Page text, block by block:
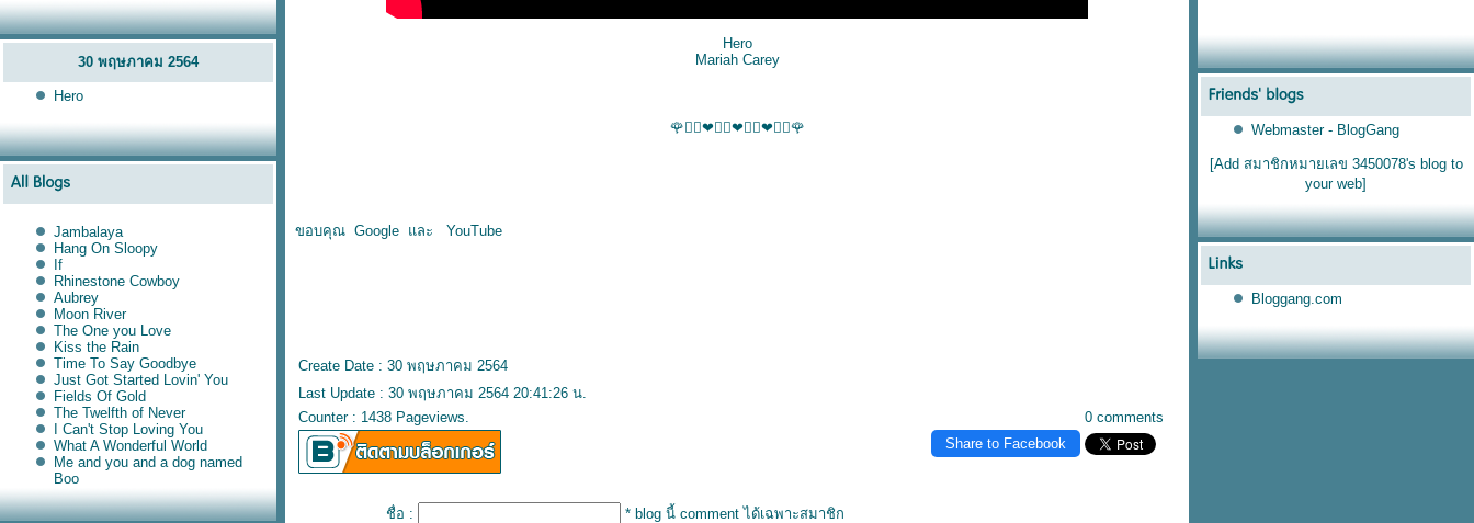
30 พฤษภาคม 2564
Hero
Jambalaya
Hang On Sloopy
If
Rhinestone Cowboy
Aubrey
Moon River
The One you Love
Kiss the Rain
Time To Say Goodbye
Just Got Started Lovin' You
Fields Of Gold
The Twelfth of Never
I Can't Stop Loving You
What A Wonderful World
Me and you and a dog named
Boo
Pepito
The Way We Were
Hero
Mariah Carey
🌹👨‍⚕️❤👩‍⚕️❤👨‍⚕️❤👩‍⚕️🌹
ขอบคุณ Google และ YouTube
Create Date : 30 พฤษภาคม 2564
0 comments
Last Update : 30 พฤษภาคม 2564 20:41:26 น.
Counter : 1438 Pageviews.
Share to Facebook
ชื่อ : * blog นี้ comment ได้เฉพาะสมาชิก
Webmaster - BlogGang
[Add สมาชิกหมายเลข 3450078's blog to
your web]
Bloggang.com